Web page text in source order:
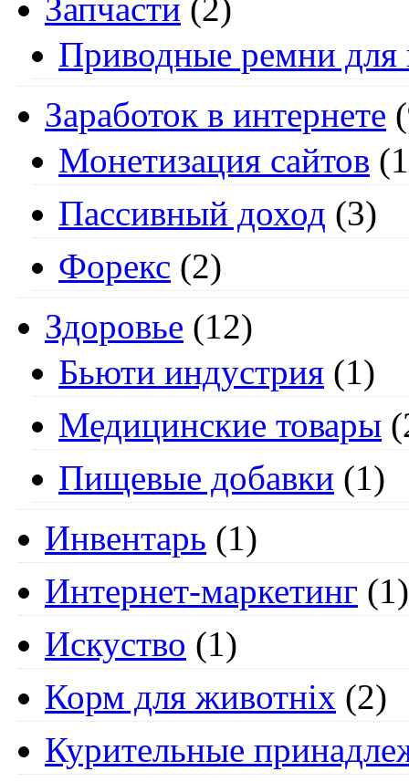
Запчасти (2)
Приводные ремни для
Заработок в интернете
Монетизация сайтов
Пассивный доход (3)
Форекс (2)
Здоровье (12)
Бьюти индустрия (1)
Медицинские товары
Пищевые добавки (1)
Инвентарь (1)
Интернет-маркетинг (1)
Искуство (1)
Корм для животніх (2)
Курительные